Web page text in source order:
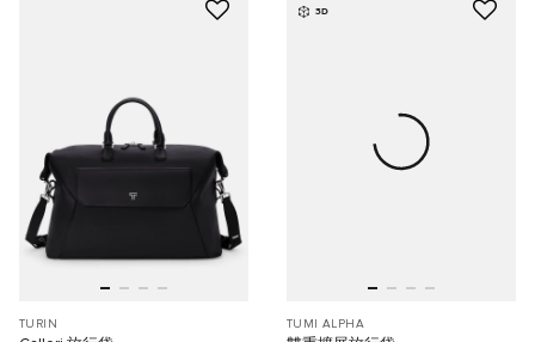
TURIN
3D
TUMI ALPHA